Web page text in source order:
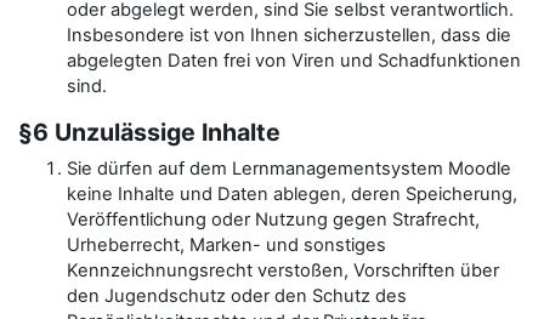
oder abgelegt werden, sind Sie selbst verantwortlich.
Insbesondere ist von Ihnen sicherzustellen, dass die
abgelegten Daten frei von Viren und Schadfunktionen
sind.
§6 Unzulässige Inhalte
Sie dürfen auf dem Lernmanagementsystem Moodle
keine Inhalte und Daten ablegen, deren Speicherung,
Veröffentlichung oder Nutzung gegen Strafrecht,
Urheberrecht, Marken- und sonstiges
Kennzeichnungsrecht verstoßen, Vorschriften über
den Jugendschutz oder den Schutz des